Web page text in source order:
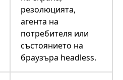
резолюцията,
агента на
потребителя или
състоянието на
браузъра headless.